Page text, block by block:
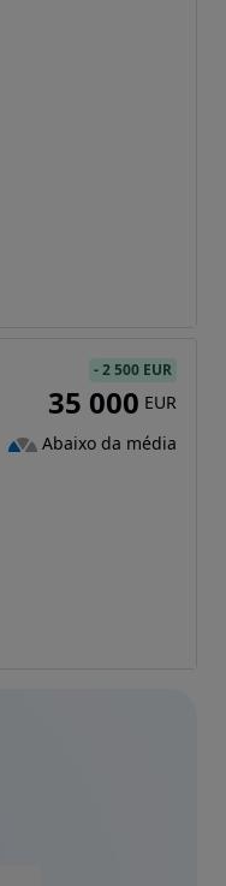
-2 500 EUR
35 000 EUR
Abaixo da média